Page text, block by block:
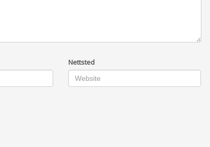
Nettsted